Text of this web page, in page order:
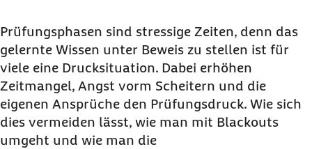
Prüfungsphasen sind stressige Zeiten, denn das
gelernte Wissen unter Beweis zu stellen ist für
viele eine Drucksituation. Dabei erhöhen
Zeitmangel, Angst vorm Scheitern und die
eigenen Ansprüche den Prüfungsdruck. Wie sich
dies vermeiden lässt, wie man mit Blackouts
umgeht und wie man die